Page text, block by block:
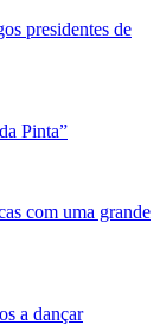
presidentes de
Pinta”
com uma grande
a dançar